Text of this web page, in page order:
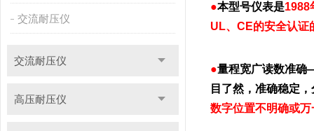
交流耐压仪
交流耐压仪
高压耐压仪
●本型号仪表是1988
UL、CE的安全认证
●量程宽广读数准确
目了然，准确稳定
数字位置不明确或